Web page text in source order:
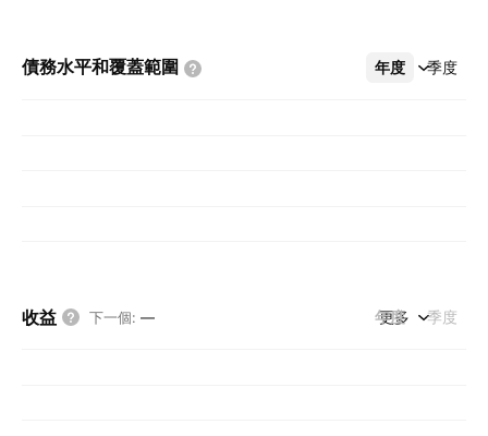
債務水平和覆蓋範圍 年度 季度
更多
收益 下一個: — 年度 季度
更多